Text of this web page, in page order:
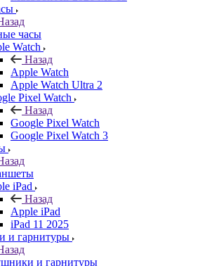
часы
Watch
Назад
Apple Watch
Apple Watch Ultra 2
Pixel Watch
Назад
Google Pixel Watch
Google Pixel Watch 3
iPad
Назад
Apple iPad
iPad 11 2025
и гарнитуры
и гарнитуры